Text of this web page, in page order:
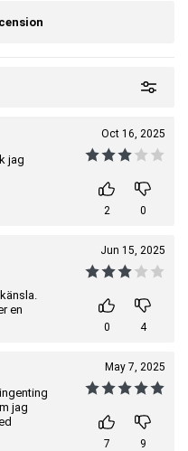
jag
Oct 16, 2025
2 0
en
Jun 15, 2025
0 4
jag
May 7, 2025
7 9